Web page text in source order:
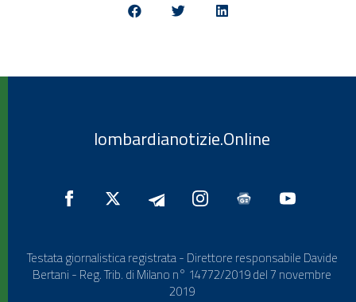
lombardianotizie.Online
Testata giornalistica registrata - Direttore responsabile Davide
Bertani - Reg. Trib. di Milano n° 14772/2019 del 7 novembre
2019